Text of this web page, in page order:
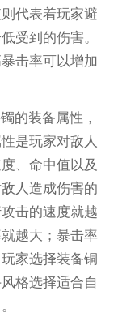
代表着玩家避
受到的伤害。
击率可以增加
的装备属性，
是玩家对敌人
、命中值以及
人造成伤害的
击的速度就越
越大；暴击率
家选择装备铜
格选择适合自